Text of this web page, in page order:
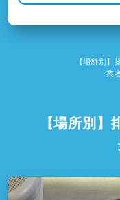
【場所別】
業
【場所別】